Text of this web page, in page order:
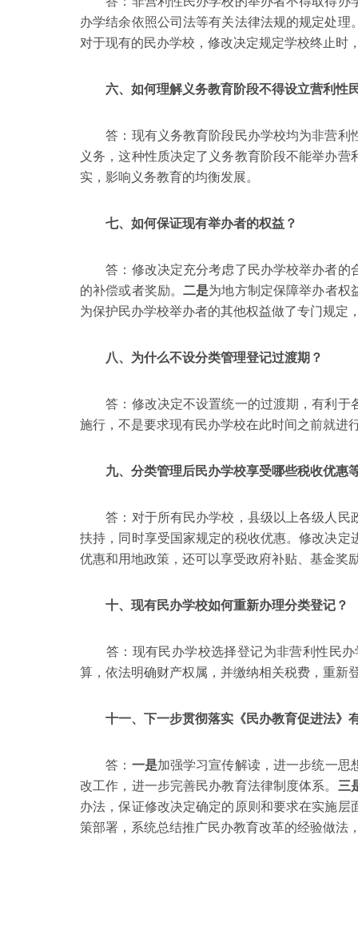
办学结余依照公司法等有关法律法规的规定处
对于现有的民办学校，修改决定规定学校终止时
六、如何理解义务教育阶段不得设立营利性
答：现有义务教育阶段民办学校均为非营利
义务，这种性质决定了义务教育阶段不能举办
实，影响义务教育的均衡发展。
七、如何保证现有举办者的权益？
答：修改决定充分考虑了民办学校举办者的
的补偿或者奖励。二是为地方制定保障举办者权
为保护民办学校举办者的其他权益做了专门规定
八、为什么不设分类管理登记过渡期？
答：修改决定不设置统一的过渡期，有利于各
施行，不是要求现有民办学校在此时间之前就进
九、分类管理后民办学校享受哪些税收优惠
答：对于所有民办学校，县级以上各级人民
扶持，同时享受国家规定的税收优惠。修改决
优惠和用地政策，还可以享受政府补贴、基金奖
十、现有民办学校如何重新办理分类登记？
答：现有民办学校选择登记为非营利性民办
算，依法明确财产权属，并缴纳相关税费，重新
十一、下一步贯彻落实《民办教育促进法》
答： 一是加强学习宣传解读，进一步统一思
改工作，进一步完善民办教育法律制度体系。 三
办法，保证修改决定确定的原则和要求在实施层
策部署，系统总结推广民办教育改革的经验做法